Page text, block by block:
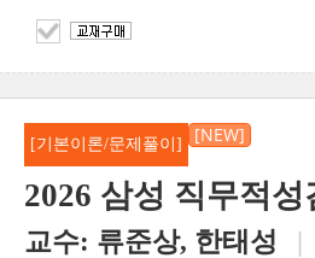
[기본이론/문제풀이] [NEW]
2026 삼성 직무적
교수: 류준상, 한태성 |